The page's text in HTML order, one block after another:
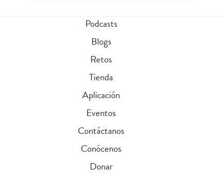
Podcasts
Blogs
Retos
Tienda
Aplicación
Eventos
Contáctanos
Conócenos
Donar